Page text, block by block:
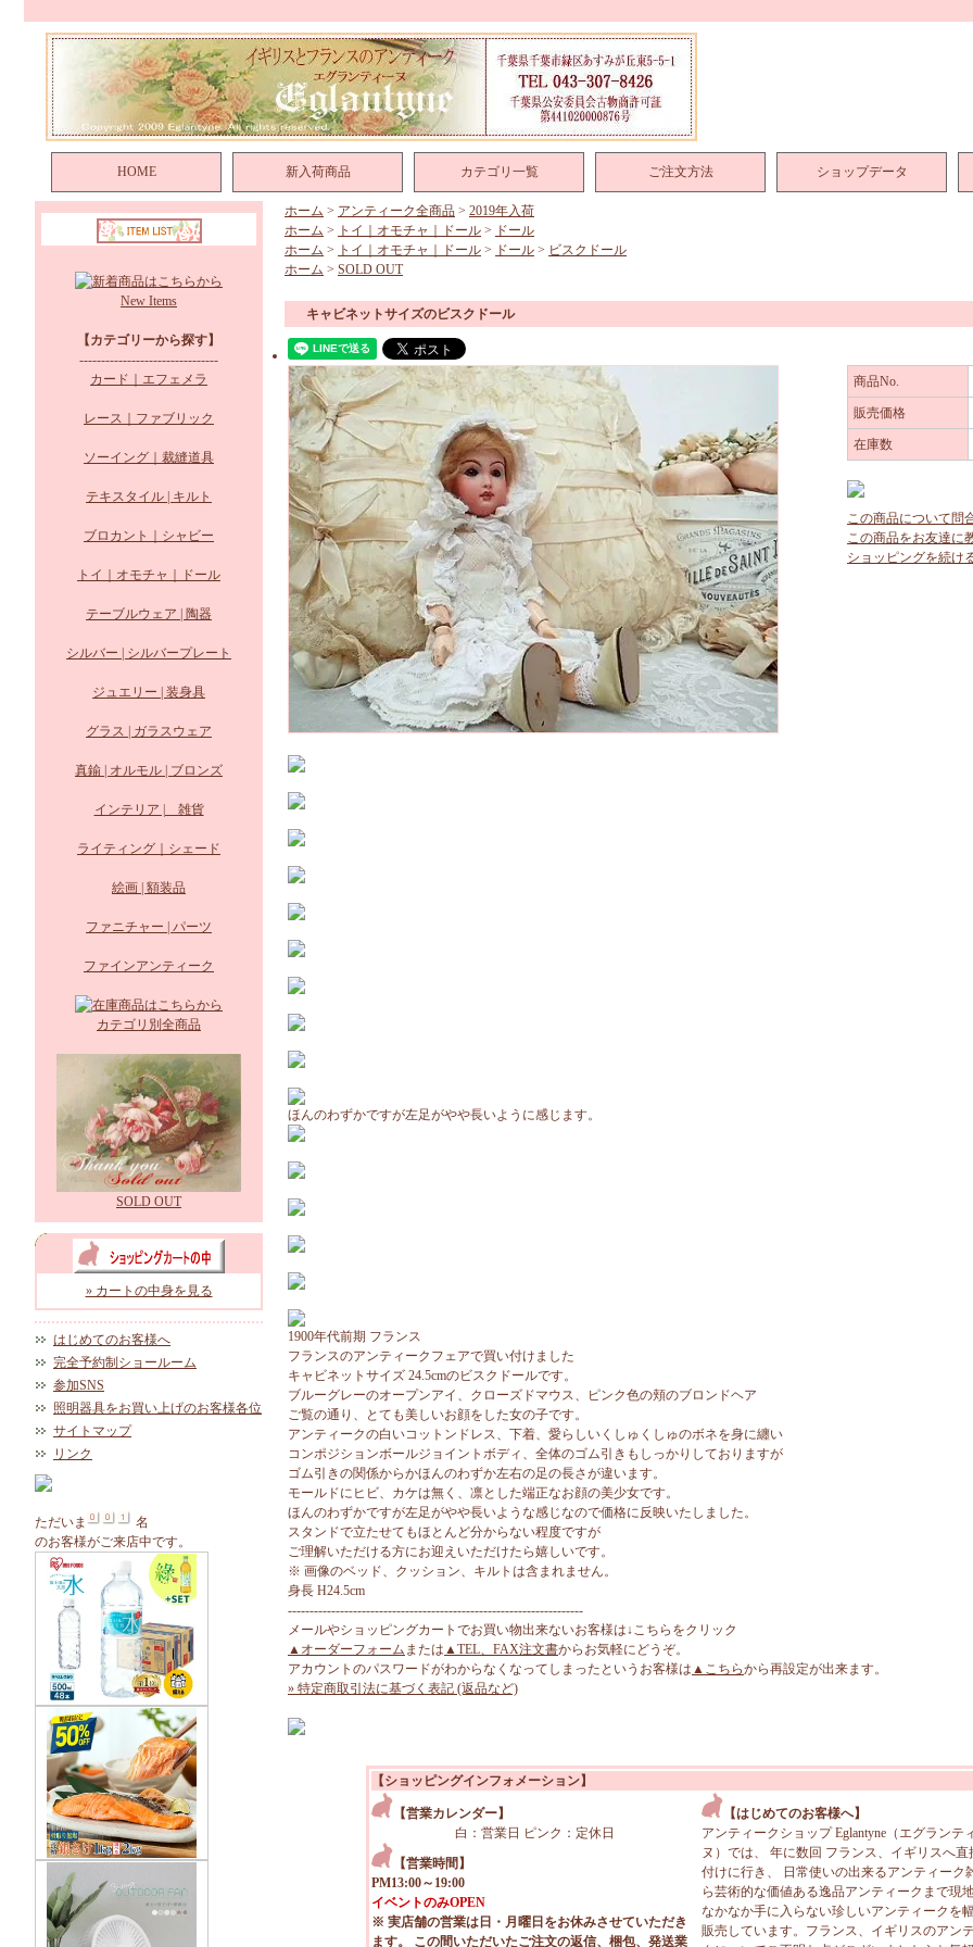
HOME 新入荷商品 カテゴリ一覧 ご注文方法 ショップデータ
New Items
【カテゴリーから探す】
--------------------------------
カード｜エフェメラ
レース｜ファブリック
ソーイング｜裁縫道具
テキスタイル | キルト
ブロカント｜シャビー
トイ｜オモチャ｜ドール
テーブルウェア | 陶器
シルバー | シルバープレート
ジュエリー | 装身具
グラス | ガラスウェア
真鍮 | オルモル | ブロンズ
インテリア | 雑貨
ライティング｜シェード
絵画 | 額装品
ファニチャー | パーツ
ファインアンティーク
カテゴリ別全商品
SOLD OUT
» カートの中身を見る
はじめてのお客様へ
完全予約制ショールーム
参加SNS
照明器具をお買い上げのお客様各位
サイトマップ
リンク
ただいま
名
のお客様がご来店中です。
ホーム > アンティーク全商品 > 2019年入荷
ホーム > トイ｜オモチャ｜ドール > ドール
ホーム > トイ｜オモチャ｜ドール > ドール > ビスクドール
ホーム > SOLD OUT
キャビネットサイズのビスクドール
商品No.
販売価格
在庫数
この商品について問
この商品をお友達に
ショッピングを続け
ほんのわずかですが左足がやや長いように感じます。
1900年代前期 フランス
フランスのアンティークフェアで買い付けました
キャビネットサイズ 24.5cmのビスクドールです。
ブルーグレーのオープンアイ、クローズドマウス、ピンク色の頬のブロンドヘア
ご覧の通り、とても美しいお顔をした女の子です。
アンティークの白いコットンドレス、下着、愛らしいくしゅくしゅのボネを身に纏い
コンポジションボールジョイントボディ、全体のゴム引きもしっかりしておりますが
ゴム引きの関係からかほんのわずか左右の足の長さが違います。
モールドにヒビ、カケは無く、凛とした端正なお顔の美少女です。
ほんのわずかですが左足がやや長いような感じなので価格に反映いたしました。
スタンドで立たせてもほとんど分からない程度ですが
ご理解いただける方にお迎えいただけたら嬉しいです。
※ 画像のベッド、クッション、キルトは含まれません。
身長 H24.5cm
--------------------------------------------------------------------
メールやショッピングカートでお買い物出来ないお客様は↓こちらをクリック
▲オーダーフォーム または ▲TEL、FAX注文書からお気軽にどうぞ。
アカウントのパスワードがわからなくなってしまったというお客様は ▲こちらから再設定が出来ます。
» 特定商取引法に基づく表記 (返品など)
【ショッピングインフォメーション】
【営業カレンダー】
白：営業日 ピンク：定休日
【営業時間】
PM13:00～19:00
イベントのみOPEN
※ 実店舗の営業は日・月曜日をお休みさせていただき
ます。 この間いただいたご注文の返信、梱包、発送業
【はじめてのお客様へ】
アンティークショップ Eglantyne（エグランテ
ヌ）では、 年に数回 フランス、イギリスへ直
付けに行き、 日常使いの出来るアンティーク
ら芸術的な価値ある逸品アンティークまで現
なかなか手に入らない珍しいアンティークを
販売しています。フランス、イギリスのアン